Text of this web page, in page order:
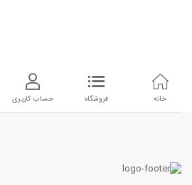
خانه فروشگاه حساب کاربری